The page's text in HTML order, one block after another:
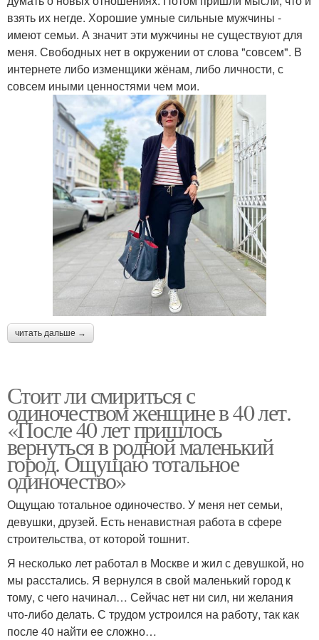
взять их негде. Хорошие умные сильные мужчины -
имеют семьи. А значит эти мужчины не существуют для
меня. Свободных нет в окружении от слова "совсем". В
интернете либо изменщики жёнам, либо личности, с
совсем иными ценностями чем мои.
читать дальше →
Стоит ли смириться с
одиночеством женщине в 40 лет.
«После 40 лет пришлось
вернуться в родной маленький
город. Ощущаю тотальное
одиночество»
Ощущаю тотальное одиночество. У меня нет семьи,
девушки, друзей. Есть ненавистная работа в сфере
строительства, от которой тошнит.
Я несколько лет работал в Москве и жил с девушкой, но
мы расстались. Я вернулся в свой маленький город к
тому, с чего начинал… Сейчас нет ни сил, ни желания
что-либо делать. С трудом устроился на работу, так как
после 40 найти ее сложно…